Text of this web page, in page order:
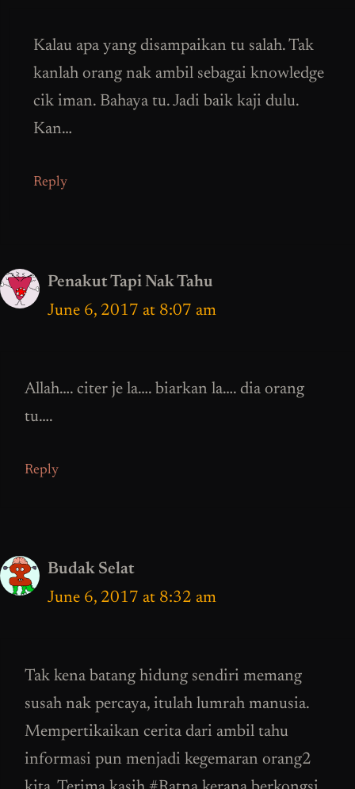
Kalau apa yang disampaikan tu salah. Tak
kanlah orang nak ambil sebagai knowledge
cik iman. Bahaya tu. Jadi baik kaji dulu.
Kan…
Reply
Penakut Tapi Nak Tahu
June 6, 2017 at 8:07 am
Allah…. citer je la…. biarkan la…. dia orang
tu….
Reply
Budak Selat
June 6, 2017 at 8:32 am
Tak kena batang hidung sendiri memang
susah nak percaya, itulah lumrah manusia.
Mempertikaikan cerita dari ambil tahu
informasi pun menjadi kegemaran orang2